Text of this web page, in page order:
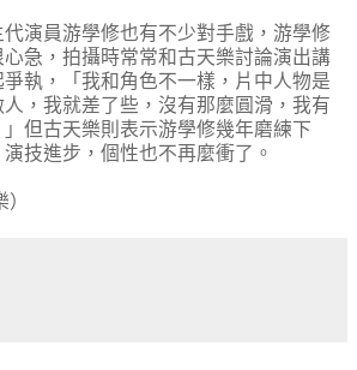
演員游學修也有不少對手戲，游學修
急，拍攝時常常和古天樂討論演出講
執，「我和角色不一樣，片中人物是
，我就差了些，沒有那麼圓滑，我有
但古天樂則表示游學修幾年磨練下
技進步，個性也不再麼衝了。